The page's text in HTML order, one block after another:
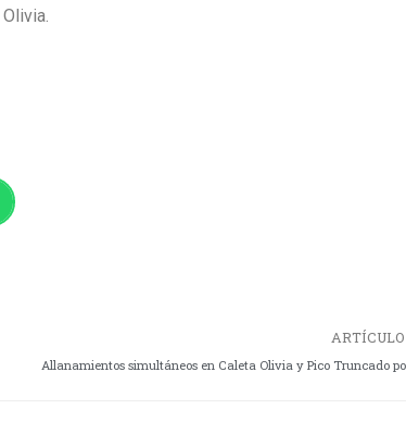
Allanamientos simultáneos en Caleta Olivia y Pico Truncado